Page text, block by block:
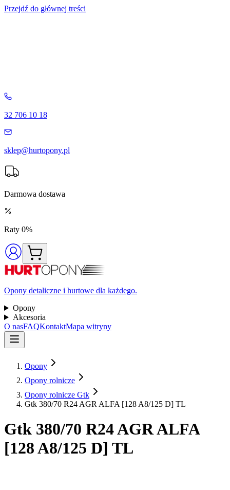
Przejdź do głównej treści
32 706 10 18
sklep@hurtopony.pl
Darmowa dostawa
Raty 0%
Opony detaliczne i hurtowe dla każdego.
Opony
Akcesoria
O nasFAQKontaktMapa witryny
Opony
Opony rolnicze
Opony rolnicze Gtk
Gtk 380/70 R24 AGR ALFA [128 A8/125 D] TL
Gtk 380/70 R24 AGR ALFA
[128 A8/125 D] TL